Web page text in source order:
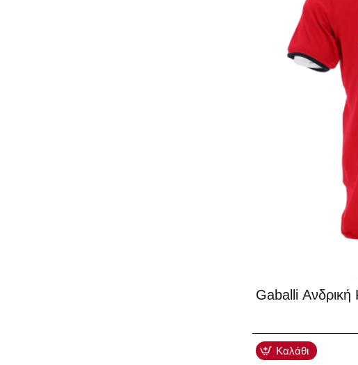
Gaballi
Καλάθι